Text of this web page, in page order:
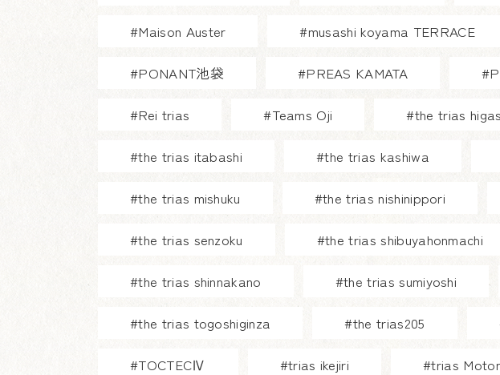
#Maison Auster #musashi koyama TERRACE
#PONANT池袋 #PREAS KAMATA
#Rei trias #Teams Oji #the trias
#the trias itabashi #the trias kashiwa
#the trias mishuku #the trias nishinippori
#the trias senzoku #the trias shibuyahonmachi
#the trias shinnakano #the trias sumiyoshi
#the trias togoshiginza #the trias205
#TOCTECⅣ #trias ikejiri #trias